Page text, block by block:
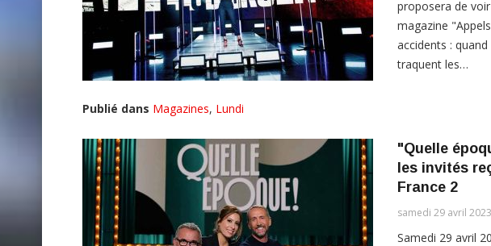
proposera de
magazine
accidents :
traquent les…
Publié dans Magazines, Lundi
"Quelle
les invités
France 2
samedi 29 avril
Samedi 29 avril